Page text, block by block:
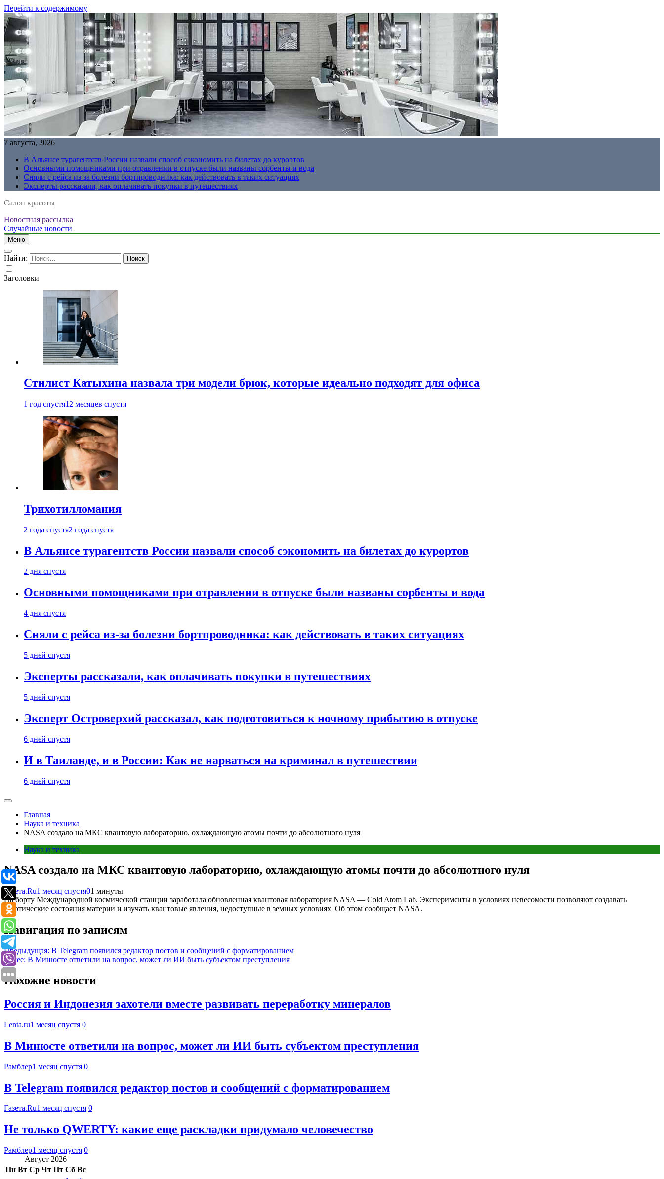
Перейти к содержимому
7 августа, 2026
В Альянсе турагентств России назвали способ сэкономить на билетах до курортов
Основными помощниками при отравлении в отпуске были названы сорбенты и вода
Сняли с рейса из-за болезни бортпроводника: как действовать в таких ситуациях
Эксперты рассказали, как оплачивать покупки в путешествиях
Салон красоты
Новостная рассылка
Случайные новости
Меню
Найти:
Заголовки
Стилист Катыхина назвала три модели брюк, которые идеально подходят для офиса
1 год спустя12 месяцев спустя
Трихотилломания
2 года спустя2 года спустя
В Альянсе турагентств России назвали способ сэкономить на билетах до курортов
2 дня спустя
Основными помощниками при отравлении в отпуске были названы сорбенты и вода
4 дня спустя
Сняли с рейса из-за болезни бортпроводника: как действовать в таких ситуациях
5 дней спустя
Эксперты рассказали, как оплачивать покупки в путешествиях
5 дней спустя
Эксперт Островерхий рассказал, как подготовиться к ночному прибытию в отпуске
6 дней спустя
И в Таиланде, и в России: Как не нарваться на криминал в путешествии
6 дней спустя
Главная
Наука и техника
NASA создало на МКС квантовую лабораторию, охлаждающую атомы почти до абсолютного нуля
Наука и техника
NASA создало на МКС квантовую лабораторию, охлаждающую атомы почти до абсолютного нуля
Газета.Ru1 месяц спустя01 минуты
На борту Международной космической станции заработала обновленная квантовая лаборатория NASA — Cold Atom Lab. Эксперименты в условиях невесомости позволяют создавать
экзотические состояния материи и изучать квантовые явления, недоступные в земных условиях. Об этом сообщает NASA.
Навигация по записям
Предыдущая: В Telegram появился редактор постов и сообщений с форматированием
Далее: В Минюсте ответили на вопрос, может ли ИИ быть субъектом преступления
Похожие новости
Россия и Индонезия захотели вместе развивать переработку минералов
Lenta.ru1 месяц спустя 0
В Минюсте ответили на вопрос, может ли ИИ быть субъектом преступления
Рамблер1 месяц спустя 0
В Telegram появился редактор постов и сообщений с форматированием
Газета.Ru1 месяц спустя 0
Не только QWERTY: какие еще раскладки придумало человечество
Рамблер1 месяц спустя 0
Август 2026
Пн Вт Ср Чт Пт Сб Вс